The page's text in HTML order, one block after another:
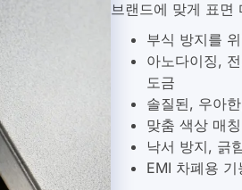
부식 방지를
아노다이징,
도금
솔질된, 우아
맞춤 색상 매
낙서 방지, 긁
EMI 차폐용